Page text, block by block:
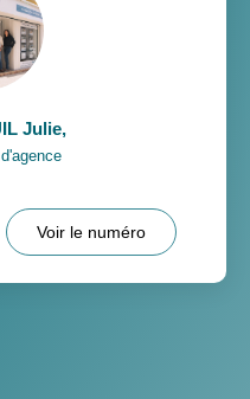
Julie,
Voir le numéro